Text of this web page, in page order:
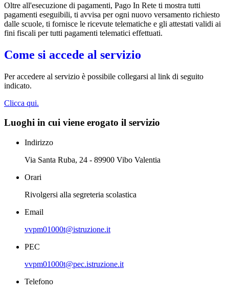
Oltre all'esecuzione di pagamenti, Pago In Rete ti mostra tutti
pagamenti eseguibili, ti avvisa per ogni nuovo versamento richiesto
dalle scuole, ti fornisce le ricevute telematiche e gli attestati validi ai
fini fiscali per tutti pagamenti telematici effettuati.
Come si accede al servizio
Per accedere al servizio è possibile collegarsi al link di seguito
indicato.
Clicca qui.
Luoghi in cui viene erogato il servizio
Indirizzo
Via Santa Ruba, 24 - 89900 Vibo Valentia
Orari
Rivolgersi alla segreteria scolastica
Email
vvpm01000t@istruzione.it
PEC
vvpm01000t@pec.istruzione.it
Telefono